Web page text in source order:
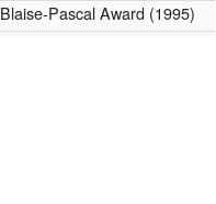
Blaise-Pascal Award (1995)